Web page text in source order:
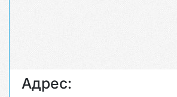
Адрес: